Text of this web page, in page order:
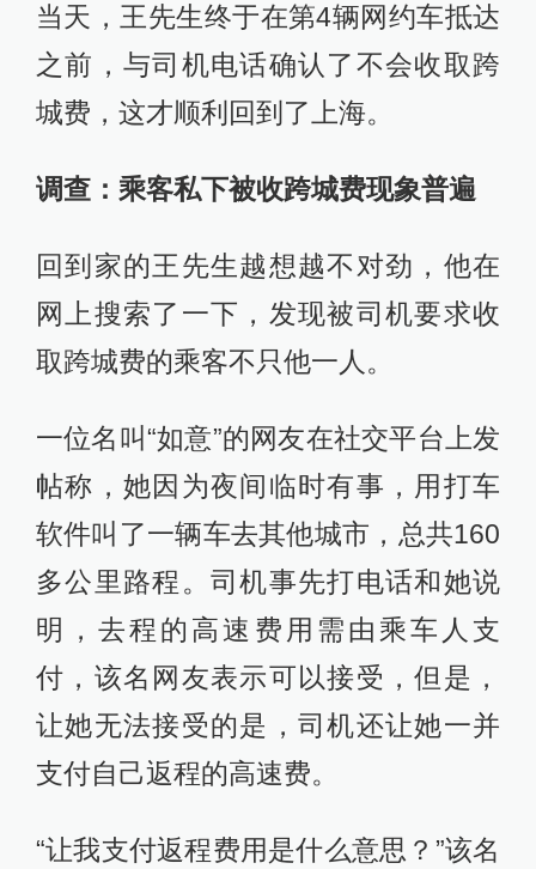
当天，王先生终于在第4辆网约车抵达
之前，与司机电话确认了不会收取跨
城费，这才顺利回到了上海。
调查：乘客私下被收跨城费现象普遍
回到家的王先生越想越不对劲，他在
网上搜索了一下，发现被司机要求收
取跨城费的乘客不只他一人。
一位名叫“如意”的网友在社交平台上发
帖称，她因为夜间临时有事，用打车
软件叫了一辆车去其他城市，总共160
多公里路程。司机事先打电话和她说
明，去程的高速费用需由乘车人支
付，该名网友表示可以接受，但是，
让她无法接受的是，司机还让她一并
支付自己返程的高速费。
“让我支付返程费用是什么意思？”该名